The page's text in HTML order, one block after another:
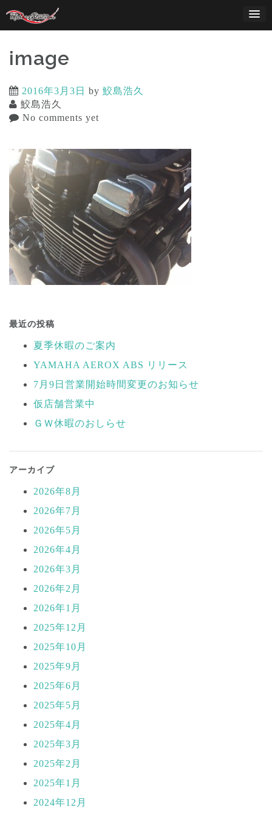
content
image
2016年3月3日 by 鮫島浩久
鮫島浩久
No comments yet
稿
ナ
ゲ
ー
シ
ン
最近の投稿
夏季休暇のご案内
YAMAHA AEROX ABS リリース
7月9日営業開始時間変更のお知らせ
仮店舗営業中
ＧＷ休暇のおしらせ
アーカイブ
2026年8月
2026年7月
2026年5月
2026年4月
2026年3月
2026年2月
2026年1月
2025年12月
2025年10月
2025年9月
2025年6月
2025年5月
2025年4月
2025年3月
2025年2月
2025年1月
2024年12月